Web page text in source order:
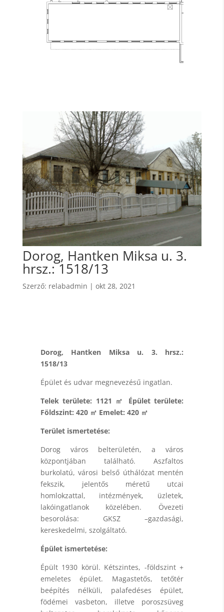
Dorog, Hantken Miksa u. 3.
hrsz.: 1518/13
Szerző: relabadmin | okt 28, 2021
Dorog, Hantken Miksa u. 3. hrsz.:
1518/13
Épület és udvar megnevezésű ingatlan.
Telek területe: 1121 ㎡ Épület területe:
Földszint: 420 ㎡ Emelet: 420 ㎡
Terület ismertetése:
Dorog város belterületén, a város
központjában található. Aszfaltos
burkolatú, városi belső úthálózat mentén
fekszik, jelentős méretű utcai
homlokzattal, intézmények, üzletek,
lakóingatlanok közelében. Övezeti
besorolása: GKSZ –gazdasági,
kereskedelmi, szolgáltató.
Épület ismertetése:
Épült 1930 körül. Kétszintes, -földszint +
emeletes épület. Magastetős, tetőtér
beépítés nélküli, palafedéses épület,
födémei vasbeton, illetve poroszsüveg